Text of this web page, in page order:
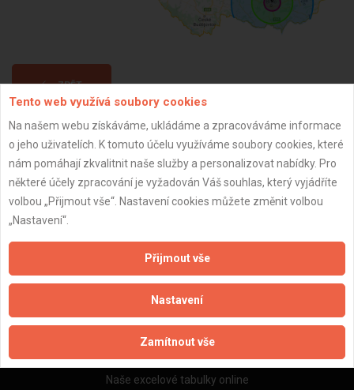
ZPĚT
Aktualizováno z portálu ARES dne 31.12.2023 11:00:16
Naše firmy a řemeslníci
Zpracování a ochrana osobních údajů
Zásady pro používání souborů cookie
Obchodní podmínky (zprostředkování)
Obchodní podmínky (rozpočtování)
Reference
Naše excelové tabulky online
Tento web využívá soubory cookies
Na našem webu získáváme, ukládáme a zpracováváme informace
o jeho uživatelích. K tomuto účelu využíváme soubory cookies, které
nám pomáhají zkvalitnit naše služby a personalizovat nabídky. Pro
některé účely zpracování je vyžadován Váš souhlas, který vyjádříte
volbou „Přijmout vše“. Nastavení cookies můžete změnit volbou
„Nastavení“.
Přijmout vše
Nastavení
Zamítnout vše